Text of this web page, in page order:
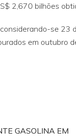
2,670 bilhões
se
em outubro
GASOLINA EM